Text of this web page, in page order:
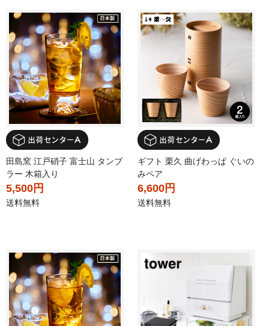
田島窯 江戸硝子 富士山 タンブ
ラー 木箱入り
5,500円
送料無料
ギフト 栗久 曲げわっぱ ぐいの
みペア
6,600円
送料無料